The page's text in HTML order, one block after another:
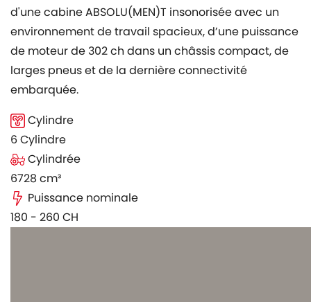
d'une cabine ABSOLU(MEN)T insonorisée avec un
environnement de travail spacieux, d’une puissance
de moteur de 302 ch dans un châssis compact, de
larges pneus et de la dernière connectivité
embarquée.
Cylindre
6 Cylindre
Cylindrée
6728 cm³
Puissance nominale
180 - 260 CH